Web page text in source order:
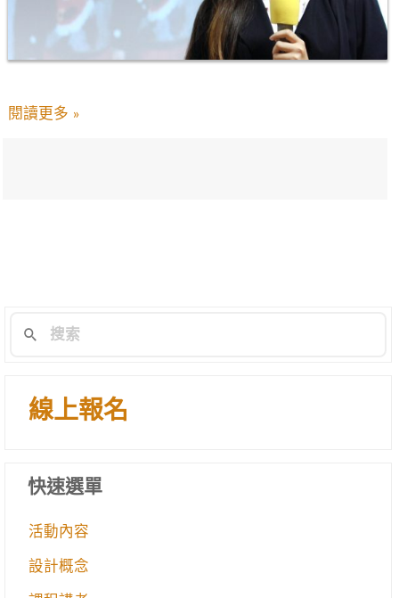
閱讀更多 »
線上報名
快速選單
活動內容
設計概念